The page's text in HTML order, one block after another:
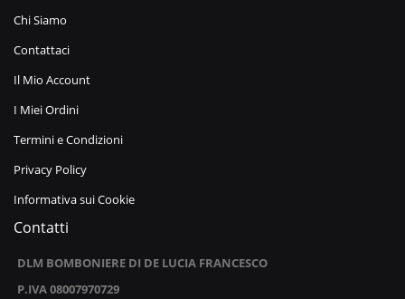
Chi Siamo
Contattaci
Il Mio Account
I Miei Ordini
Termini e Condizioni
Privacy Policy
Informativa sui Cookie
Contatti
DLM BOMBONIERE DI DE LUCIA FRANCESCO
P.IVA 08007970729